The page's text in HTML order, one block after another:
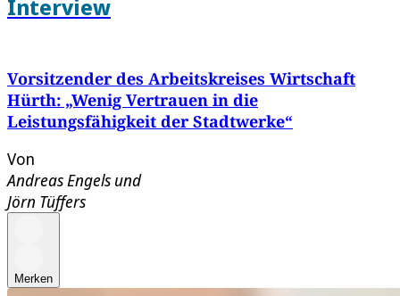
Interview
Vorsitzender des Arbeitskreises Wirtschaft
Hürth: „Wenig Vertrauen in die
Leistungsfähigkeit der Stadtwerke“
Von
Andreas Engels und
Jörn Tüffers
Merken